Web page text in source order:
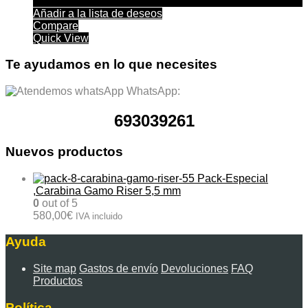
Añadir a la lista de deseos
Compare
Quick View
Te ayudamos en lo que necesites
WhatsApp:
693039261
Nuevos productos
Pack-Especial
,Carabina Gamo Riser 5,5 mm
0 out of 5
580,00€ IVA incluido
Ayuda
Site map Gastos de envío Devoluciones FAQ
Productos